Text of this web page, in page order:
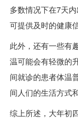
多数情况下在7天
可提供及时的健康
此外，还有一些有
温可能会有轻微的
间就诊的患者体温
间人们的生活方式
综上所述，大年初